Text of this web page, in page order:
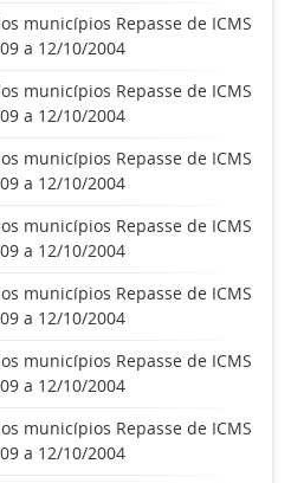
municípios Repasse de ICMS
a 12/10/2004
municípios Repasse de ICMS
a 12/10/2004
municípios Repasse de ICMS
a 12/10/2004
municípios Repasse de ICMS
a 12/10/2004
municípios Repasse de ICMS
a 12/10/2004
municípios Repasse de ICMS
a 12/10/2004
municípios Repasse de ICMS
a 12/10/2004